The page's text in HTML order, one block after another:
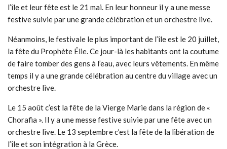
l’île et leur fête est le 21 mai. En leur honneur il y a une messe
festive suivie par une grande célébration et un orchestre live.
Néanmoins, le festivale le plus important de l’île est le 20 juillet,
la fête du Prophète Élie. Ce jour-là les habitants ont la coutume
de faire tomber des gens à l’eau, avec leurs vêtements. En même
temps il y a une grande célébration au centre du village avec un
orchestre live.
Le 15 août c’est la fête de la Vierge Marie dans la région de «
Chorafia ». Il y a une messe festive suivie par une fête avec un
orchestre live. Le 13 septembre c’est la fête de la libération de
l’île et son intégration à la Grèce.